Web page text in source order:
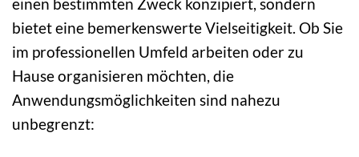
bietet eine bemerkenswerte Vielseitigkeit. Ob Sie
im professionellen Umfeld arbeiten oder zu
Hause organisieren möchten, die
Anwendungsmöglichkeiten sind nahezu
unbegrenzt: